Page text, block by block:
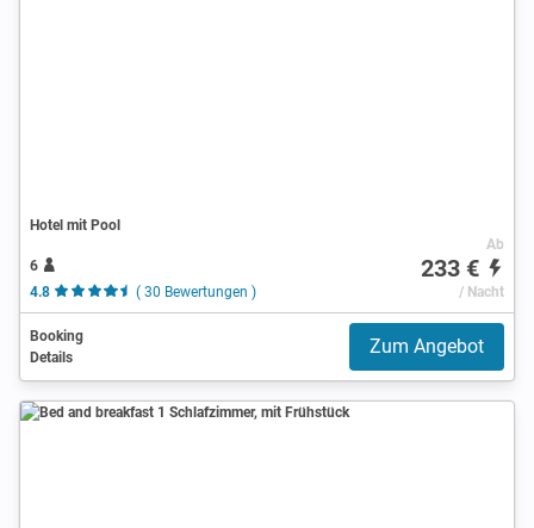
Hotel mit Pool
6
4.8
( 30 Bewertungen )
Ab
233 €
/ Nacht
Booking
Details
Zum Angebot